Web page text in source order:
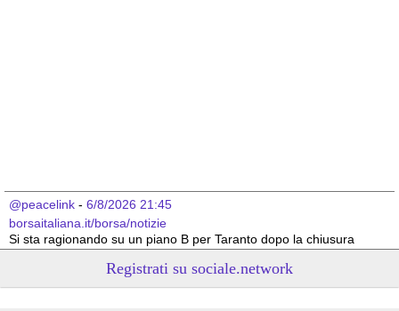
@peacelink - 6/8/2026 21:45
borsaitaliana.it/borsa/notizie
Si sta ragionando su un piano B per Taranto dopo la chiusura
Registrati su sociale.network